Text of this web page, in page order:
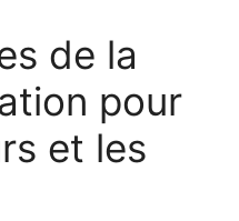
de la
pour
et les